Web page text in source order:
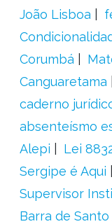
João Lisboa
Corumbá
Canguaretama
caderno
absenteísmo
Alepi
Lei
Sergipe é Aqui
Supervisor
Barra de